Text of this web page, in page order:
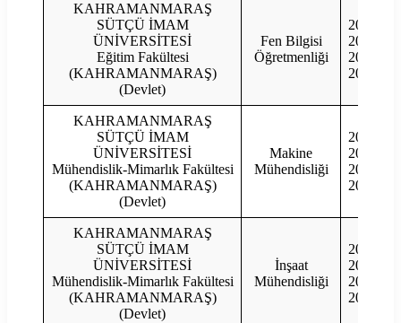
KAHRAMANMARAŞ
SÜTÇÜ İMAM
ÜNİVERSİTESİ
Eğitim Fakültesi
(KAHRAMANMARAŞ)
(Devlet)
Fen Bilgisi
Öğretmenliği
2023
2022
2021
2020
KAHRAMANMARAŞ
SÜTÇÜ İMAM
ÜNİVERSİTESİ
Mühendislik-Mimarlık Fakültesi
(KAHRAMANMARAŞ)
(Devlet)
Makine
Mühendisliği
2023
2022
2021
2020
KAHRAMANMARAŞ
SÜTÇÜ İMAM
ÜNİVERSİTESİ
Mühendislik-Mimarlık Fakültesi
(KAHRAMANMARAŞ)
(Devlet)
İnşaat
Mühendisliği
2023
2022
2021
2020